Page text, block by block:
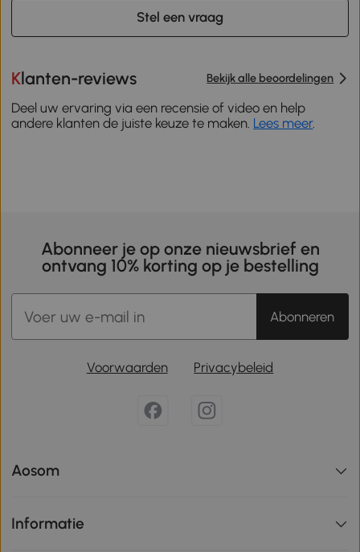
Stel een vraag
Klanten-reviews Bekijk alle beoordelingen
Deel uw ervaring via een recensie of video en help
andere klanten de juiste keuze te maken. Lees meer.
Abonneer je op onze nieuwsbrief en
ontvang 10% korting op je bestelling
Abonneren
Voorwaarden Privacybeleid
Aosom
Informatie